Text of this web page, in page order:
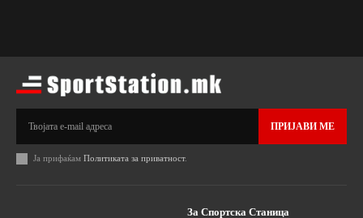
ПРИЈАВИ МЕ
Ја прифаќам Политиката за приватност.
За Спортска Станица